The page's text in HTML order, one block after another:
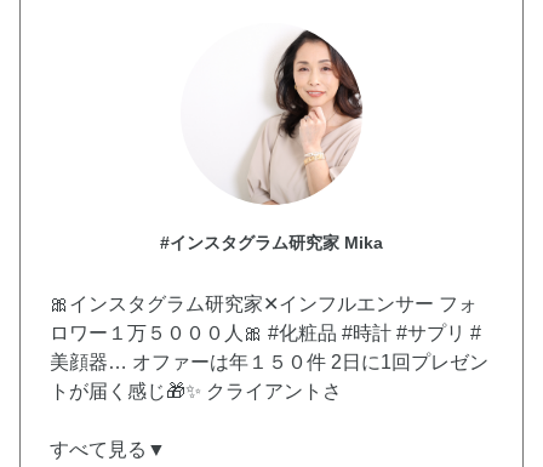
#インスタグラム研究家 Mika
🎀インスタグラム研究家✕インフルエンサー フォ
ロワー１万５０００人🎀 #化粧品 #時計 #サプリ #
美顔器… オファーは年１５０件 2日に1回プレゼン
トが届く感じ🎁✨ クライアントさ
すべて見る▼